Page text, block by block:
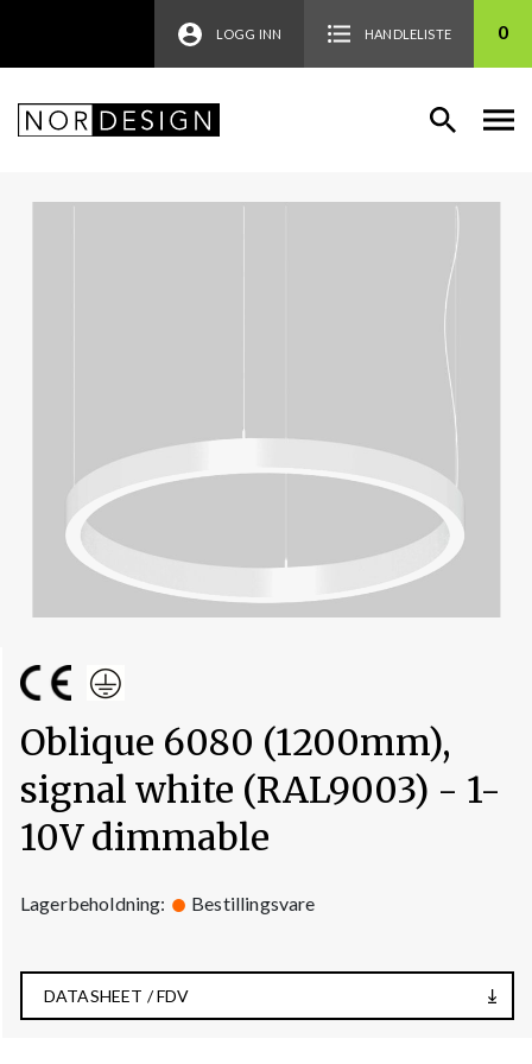
LOGG INN HANDLELISTE 0
Oblique 6080 (1200mm),
signal white (RAL9003) - 1-
10V dimmable
Lagerbeholdning: Bestillingsvare
DATASHEET / FDV